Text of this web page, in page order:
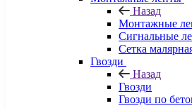
Назад
Монтажные
Сигнальные
Сетка
Гвозди
Назад
Гвозди
Гвозди по